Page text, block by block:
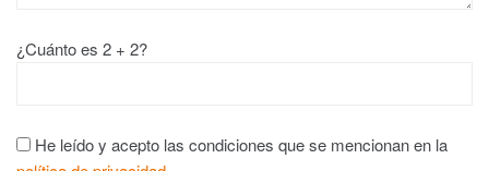
¿Cuánto es 2 + 2?
He leído y acepto las condiciones que se mencionan en la